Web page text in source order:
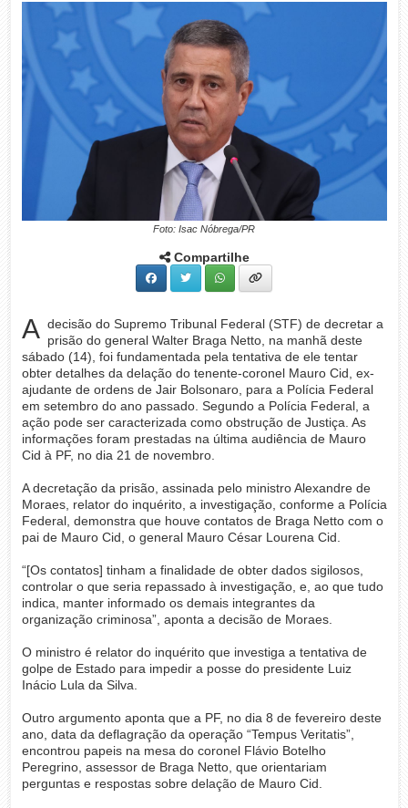
Foto: Isac Nóbrega/PR
Compartilhe
A decisão do Supremo Tribunal Federal (STF) de decretar a
prisão do general Walter Braga Netto, na manhã deste
sábado (14), foi fundamentada pela tentativa de ele tentar
obter detalhes da delação do tenente-coronel Mauro Cid, ex-
ajudante de ordens de Jair Bolsonaro, para a Polícia Federal
em setembro do ano passado. Segundo a Polícia Federal, a
ação pode ser caracterizada como obstrução de Justiça. As
informações foram prestadas na última audiência de Mauro
Cid à PF, no dia 21 de novembro.
A decretação da prisão, assinada pelo ministro Alexandre de
Moraes, relator do inquérito, a investigação, conforme a Polícia
Federal, demonstra que houve contatos de Braga Netto com o
pai de Mauro Cid, o general Mauro César Lourena Cid.
“[Os contatos] tinham a finalidade de obter dados sigilosos,
controlar o que seria repassado à investigação, e, ao que tudo
indica, manter informado os demais integrantes da
organização criminosa”, aponta a decisão de Moraes.
O ministro é relator do inquérito que investiga a tentativa de
golpe de Estado para impedir a posse do presidente Luiz
Inácio Lula da Silva.
Outro argumento aponta que a PF, no dia 8 de fevereiro deste
ano, data da deflagração da operação “Tempus Veritatis”,
encontrou papeis na mesa do coronel Flávio Botelho
Peregrino, assessor de Braga Netto, que orientariam
perguntas e respostas sobre delação de Mauro Cid.